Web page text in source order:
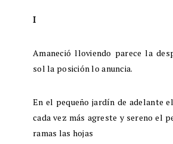
I
Amaneció lloviendo parece la
sol la posición lo anuncia.
En el pequeño jardín de adelante
cada vez más agreste y sereno el
ramas las hojas